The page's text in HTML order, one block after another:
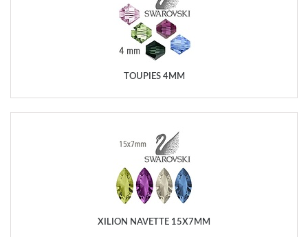
TOUPIES 4MM
XILION NAVETTE 15X7MM